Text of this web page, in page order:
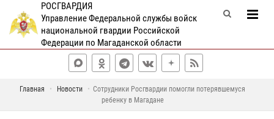
РОСГВАРДИЯ
Управление Федеральной службы войск
национальной гвардии Российской
Федерации по Магаданской области
Главная Новости
Сотрудники Росгвардии помогли потерявшемуся
ребенку в Магадане